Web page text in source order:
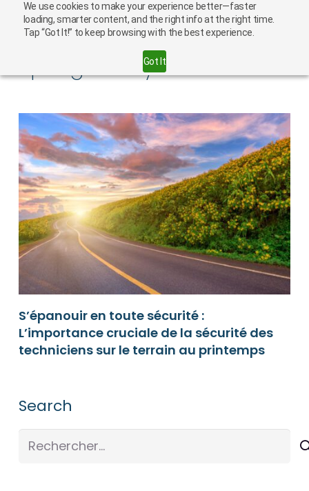
We use cookies to make your experience better—faster
loading, smarter content, and the right info at the right time.
Tap “Got It!” to keep browsing with the best experience.
Got It
Spring Safety
S’épanouir en toute sécurité :
L’importance cruciale de la sécurité des
techniciens sur le terrain au printemps
Search